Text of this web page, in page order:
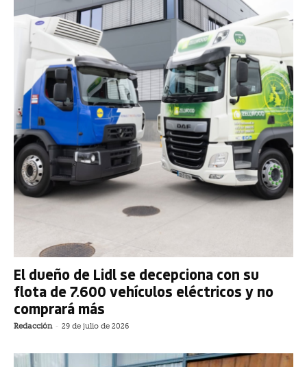
El dueño de Lidl se decepciona con su
flota de 7.600 vehículos eléctricos y no
comprará más
Redacción - 29 de julio de 2026